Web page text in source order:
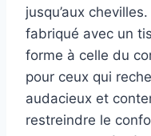
jusqu’aux
fabriqué avec un
forme à celle du
pour ceux qui
audacieux et
restreindre le